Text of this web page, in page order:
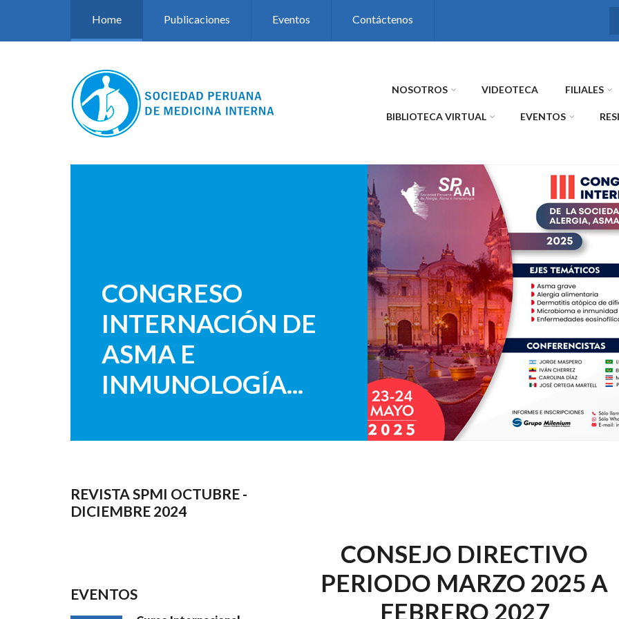
Home Publicaciones Eventos Contáctenos
NOSOTROS VIDEOTECA FILIALES
BIBLIOTECA VIRTUAL EVENTOS
CONGRESO
INTERNACIÓN DE
ASMA E
INMUNOLOGÍA...
REVISTA SPMI OCTUBRE -
DICIEMBRE 2024
EVENTOS
CONSEJO DIRECTIVO
PERIODO MARZO 2025 A
FEBRERO 2027